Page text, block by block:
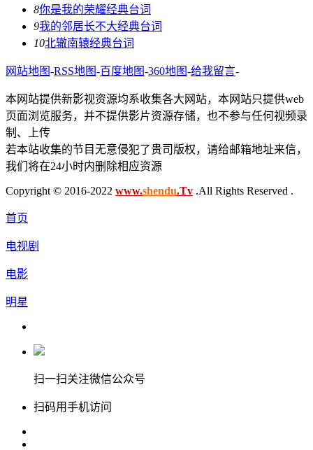
8你是我的荣耀经典台词
9我的邻居长不大经典台词
10北辙南辕经典台词
网站地图-RSS地图-百度地图-360地图-给我留言-
本网站提供新影视资源均系收集各大网站，本网站只提供web
页面浏览服务，并不提供影片资源存储，也不参与任何视频录
制、上传
若本站收集的节目无意侵犯了贵司版权，请给邮箱地址来信，
我们将在24小时内删除相应资源
Copyright © 2016-2022 www.shendu.Tv .All Rights Reserved .
首页
电视剧
电影
明星
扫一扫关注微信公众号
扫码用手机访问